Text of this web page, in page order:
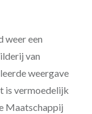
een
van
weergave
is vermoedelijk
Maatschappij